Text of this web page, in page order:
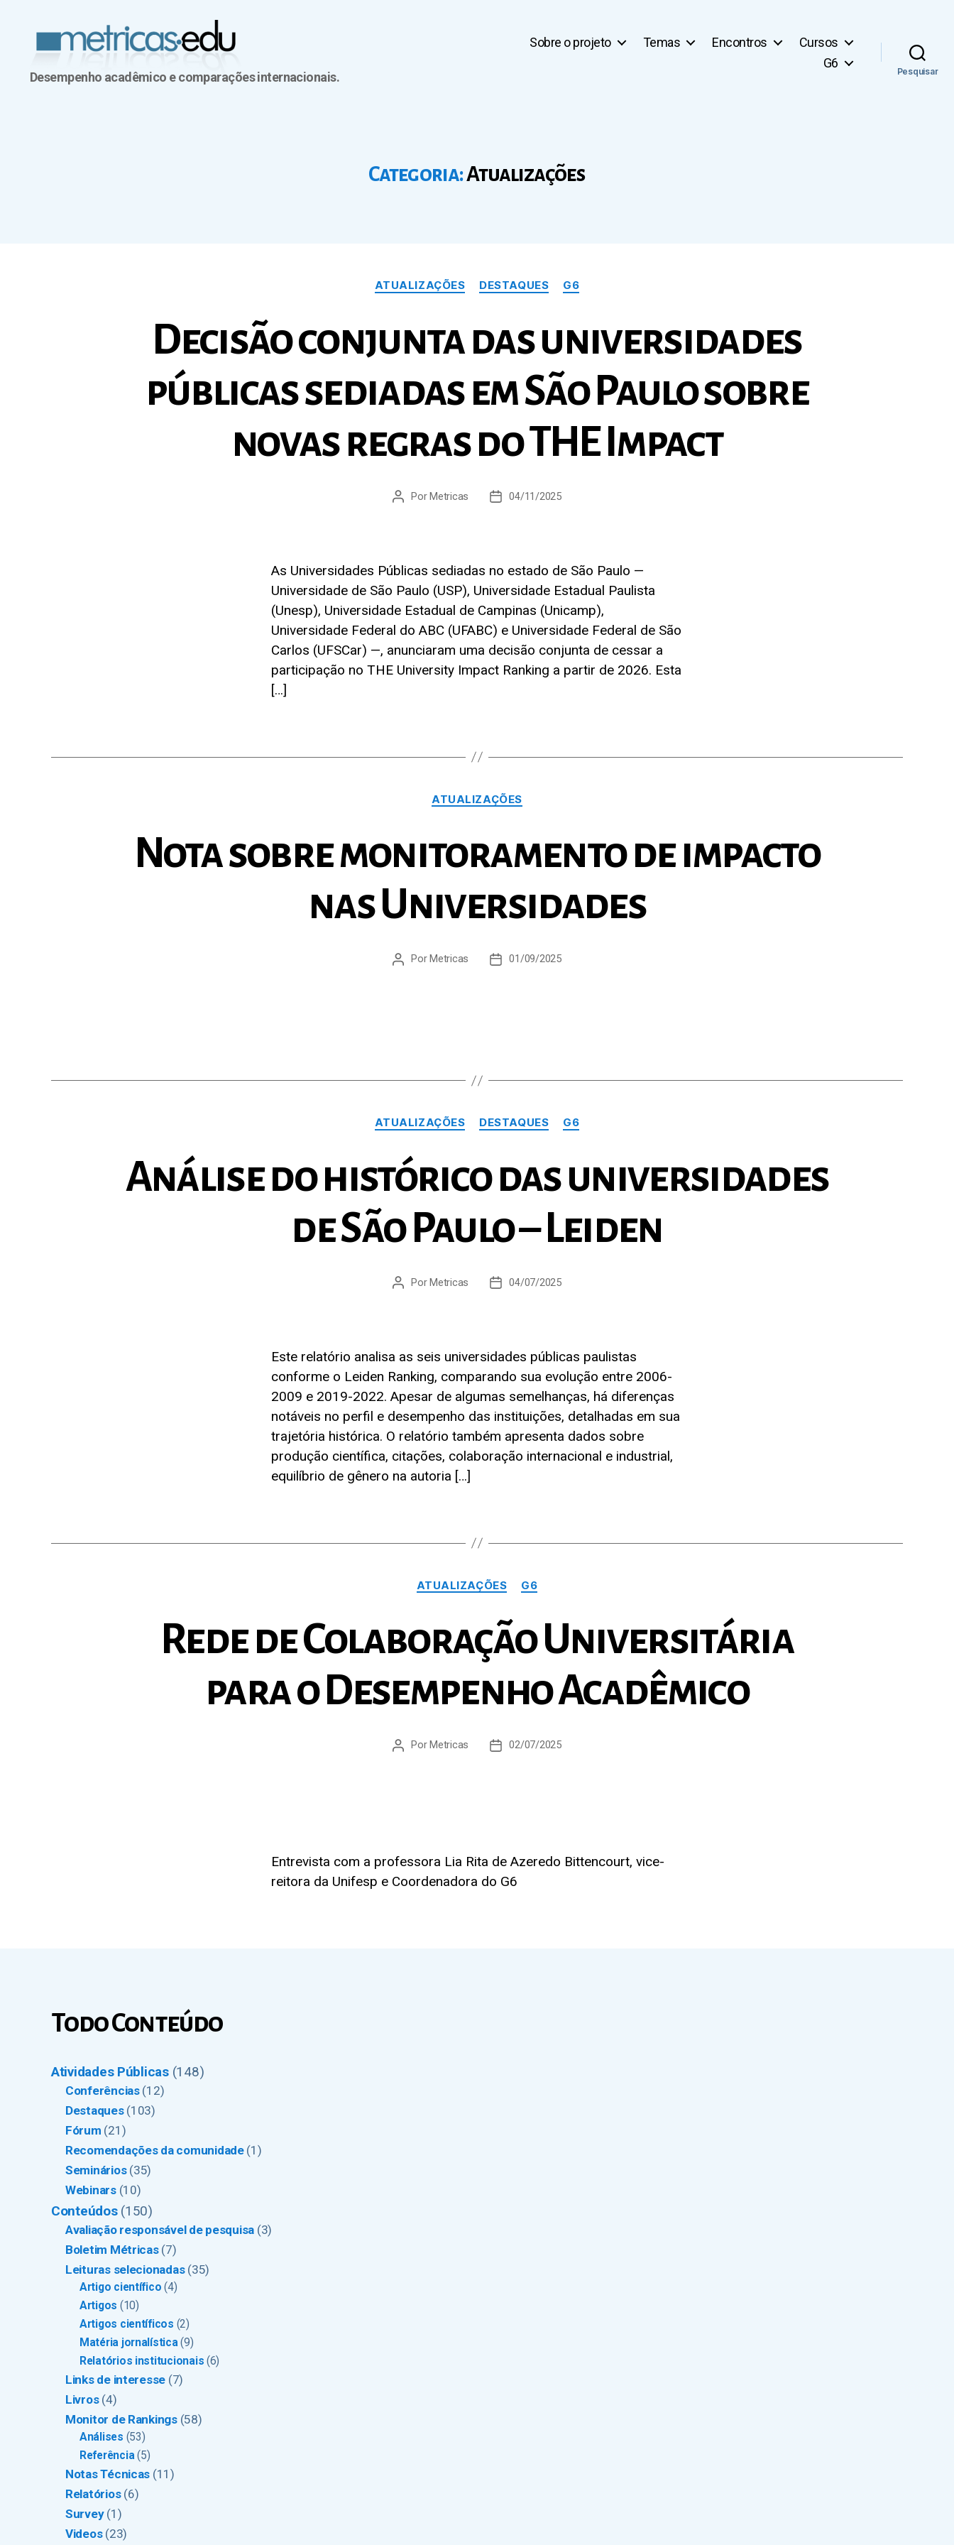
Desempenho acadêmico e comparações internacionais.
Sobre o projeto Temas Encontros
Cursos
G6
Pesquisar
Categoria:Atualizações
Categorias
ATUALIZAÇÕES DESTAQUES G6
Decisão conjunta das universidades
públicas sediadas em São Paulo sobre
novas regras do THE Impact
Autor
Por Metricas
Data04/11/2025
As Universidades Públicas sediadas no estado de São Paulo —
Universidade de São Paulo (USP), Universidade Estadual Paulista
(Unesp), Universidade Estadual de Campinas (Unicamp),
Universidade Federal do ABC (UFABC) e Universidade Federal de São
Carlos (UFSCar) —, anunciaram uma decisão conjunta de cessar a
participação no THE University Impact Ranking a partir de 2026. Esta
[…]
Categorias
ATUALIZAÇÕES
Nota sobre monitoramento de impacto
nas Universidades
Autor
Por Metricas
Data01/09/2025
Categorias
ATUALIZAÇÕES DESTAQUES G6
Análise do histórico das universidades
de São Paulo – Leiden
Autor
Por Metricas
Data04/07/2025
Este relatório analisa as seis universidades públicas paulistas
conforme o Leiden Ranking, comparando sua evolução entre 2006-
2009 e 2019-2022. Apesar de algumas semelhanças, há diferenças
notáveis no perfil e desempenho das instituições, detalhadas em sua
trajetória histórica. O relatório também apresenta dados sobre
produção científica, citações, colaboração internacional e industrial,
equilíbrio de gênero na autoria […]
Categorias
ATUALIZAÇÕES G6
Rede de Colaboração Universitária
para o Desempenho Acadêmico
Autor
Por Metricas
Data02/07/2025
Entrevista com a professora Lia Rita de Azeredo Bittencourt, vice-
reitora da Unifesp e Coordenadora do G6
Todo Conteúdo
Atividades Públicas(148)
Conferências(12)
Destaques(103)
Fórum (21)
Recomendações da comunidade(1)
Seminários(35)
Webinars(10)
Conteúdos(150)
Avaliação responsável de pesquisa (3)
Boletim Métricas(7)
Leituras selecionadas(35)
Artigo científico (4)
Artigos (10)
Artigos científicos (2)
Matéria jornalística(9)
Relatórios institucionais (6)
Links de interesse (7)
Livros(4)
Monitor de Rankings(58)
Análises (53)
Referência(5)
Notas Técnicas (11)
Relatórios(6)
Survey(1)
Videos(23)